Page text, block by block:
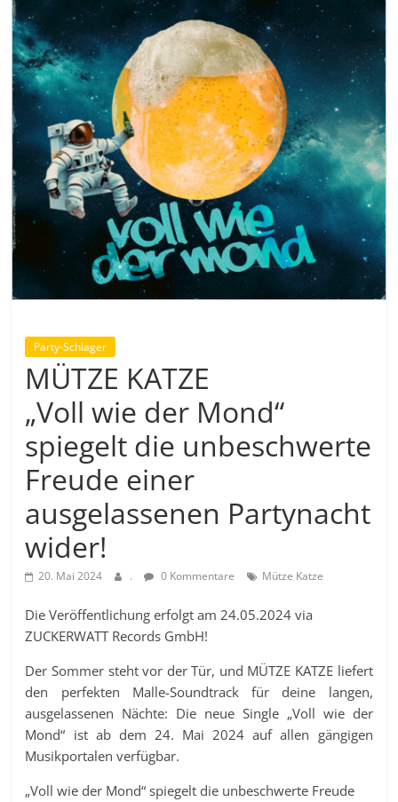
Party-Schlager
MÜTZE KATZE
„Voll wie der Mond“
spiegelt die unbeschwerte
Freude einer
ausgelassenen Partynacht
wider!
20. Mai 2024 . 0 Kommentare Mütze Katze
Die Veröffentlichung erfolgt am 24.05.2024 via
ZUCKERWATT Records GmbH!
Der Sommer steht vor der Tür, und MÜTZE KATZE liefert
den perfekten Malle-Soundtrack für deine langen,
ausgelassenen Nächte: Die neue Single „Voll wie der
Mond“ ist ab dem 24. Mai 2024 auf allen gängigen
Musikportalen verfügbar.
„Voll wie der Mond“ spiegelt die unbeschwerte Freude